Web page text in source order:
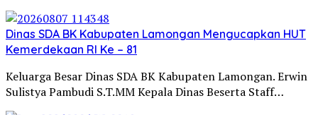
Dinas SDA BK Kabupaten Lamongan Mengucapkan HUT
Kemerdekaan RI Ke – 81
Keluarga Besar Dinas SDA BK Kabupaten Lamongan. Erwin
Sulistya Pambudi S.T.MM Kepala Dinas Beserta Staff…